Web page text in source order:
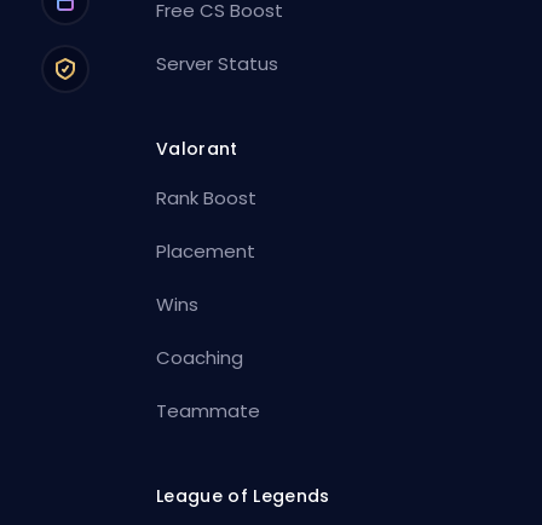
Free CS Boost
Server Status
Valorant
Rank Boost
Placement
Wins
Coaching
Teammate
League of Legends